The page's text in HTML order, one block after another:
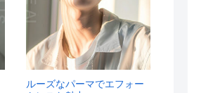
ルーズなパーマでエフォー